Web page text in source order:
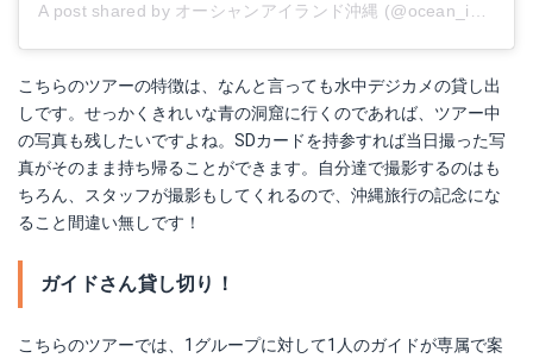
A post shared by オーシャンアイランド沖縄 (@ocean_island_okinawa)
こちらのツアーの特徴は、なんと言っても水中デジカメの貸し出
しです。せっかくきれいな青の洞窟に行くのであれば、ツアー中
の写真も残したいですよね。SDカードを持参すれば当日撮った写
真がそのまま持ち帰ることができます。自分達で撮影するのはも
ちろん、スタッフが撮影もしてくれるので、沖縄旅行の記念にな
ること間違い無しです！
ガイドさん貸し切り！
こちらのツアーでは、1グループに対して1人のガイドが専属で案